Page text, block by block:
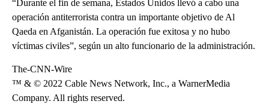
“Durante el fin de semana, Estados Unidos llevó a cabo una
operación antiterrorista contra un importante objetivo de Al
Qaeda en Afganistán. La operación fue exitosa y no hubo
víctimas civiles”, según un alto funcionario de la administración.
The-CNN-Wire
™ & © 2022 Cable News Network, Inc., a WarnerMedia
Company. All rights reserved.